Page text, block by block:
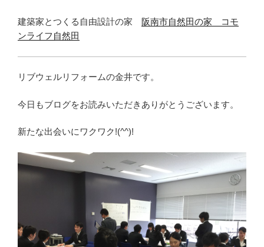
建築家とつくる自由設計の家 阪南市自然田の家 コモ
ンライフ自然田
リブウェルリフォームの金井です。
今日もブログをお読みいただきありがとうございます。
新たな出会いにワクワク!(^^)!